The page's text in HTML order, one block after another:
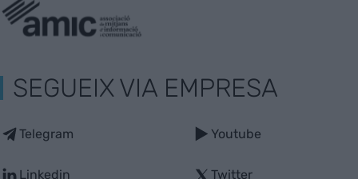
SEGUEIX VIA EMPRESA
Telegram
Linkedin
Youtube
Twitter